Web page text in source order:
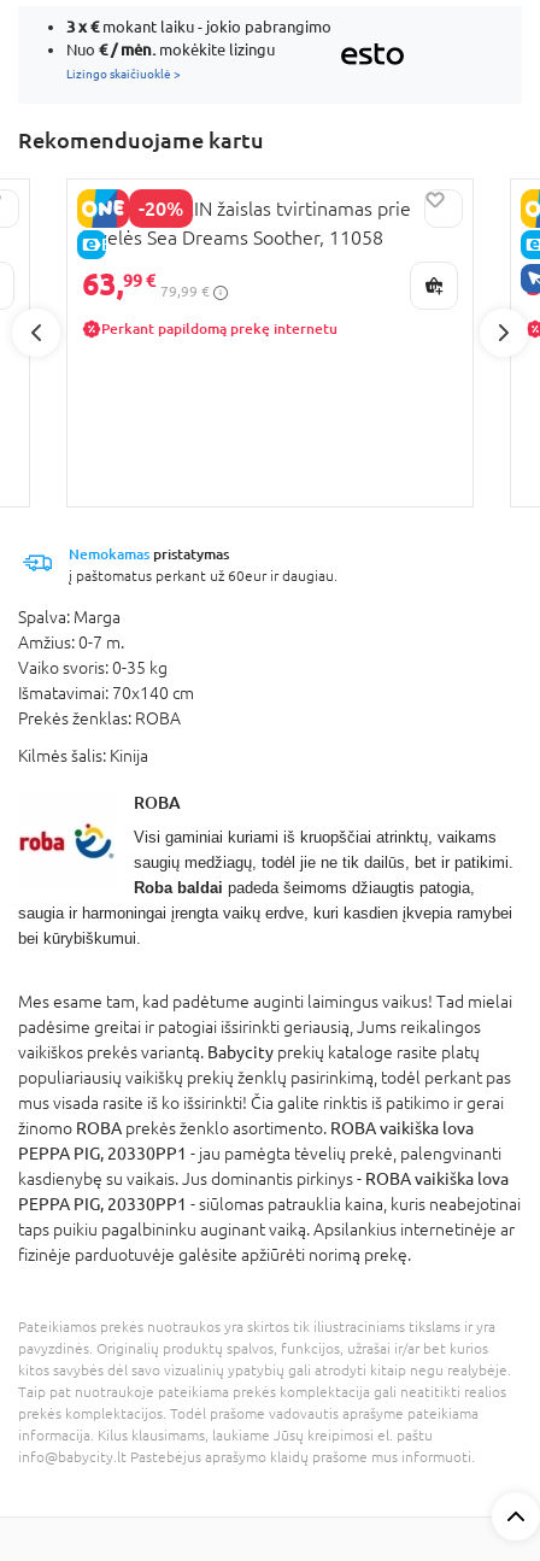
3 x€mokant laiku - jokio pabrangimo
Nuo € / mėn. mokėkite lizingu
Lizingo skaičiuoklė >
Rekomenduojame kartu
-20%
E-KAINA
BABY EINSTEIN žaislas tvirtinamas prie
lovelės Sea Dreams Soother, 11058
63,99 €
79,99 €
Perkant papildomą prekę internetu
Nemokamas pristatymas
į paštomatus perkant už 60eur ir daugiau.
Spalva: Marga
Amžius:0-7 m.
Vaiko svoris:0-35 kg
Išmatavimai: 70x140 cm
Prekės ženklas: ROBA
Kilmės šalis: Kinija
ROBA
Visi gaminiai kuriami iš kruopščiai atrinktų, vaikams
saugių medžiagų, todėl jie ne tik dailūs, bet ir patikimi.
Roba baldai padeda šeimoms džiaugtis patogia,
saugia ir harmoningai įrengta vaikų erdve, kuri kasdien įkvepia ramybei
bei kūrybiškumui.
Mes esame tam, kad padėtume auginti laimingus vaikus! Tad mielai
padėsime greitai ir patogiai išsirinkti geriausią, Jums reikalingos
vaikiškos prekės variantą. Babycity prekių kataloge rasite platų
populiariausių vaikiškų prekių ženklų pasirinkimą, todėl perkant pas
mus visada rasite iš ko išsirinkti! Čia galite rinktis iš patikimo ir gerai
žinomo ROBA prekės ženklo asortimento. ROBA vaikiška lova
PEPPA PIG, 20330PP1 - jau pamėgta tėvelių prekė, palengvinanti
kasdienybę su vaikais. Jus dominantis pirkinys - ROBA vaikiška lova
PEPPA PIG, 20330PP1 - siūlomas patrauklia kaina, kuris neabejotinai
taps puikiu pagalbininku auginant vaiką. Apsilankius internetinėje ar
fizinėje parduotuvėje galėsite apžiūrėti norimą prekę.
Pateikiamos prekės nuotraukos yra skirtos tik iliustraciniams tikslams ir yra
pavyzdinės. Originalių produktų spalvos, funkcijos, užrašai ir/ar bet kurios
kitos savybės dėl savo vizualinių ypatybių gali atrodyti kitaip negu realybėje.
Taip pat nuotraukoje pateikiama prekės komplektacija gali neatitikti realios
prekės komplektacijos. Todėl prašome vadovautis aprašyme pateikiama
informacija. Kilus klausimams, laukiame Jūsų kreipimosi el. paštu
info@babycity.lt Pastebėjus aprašymo klaidų prašome mus informuoti.